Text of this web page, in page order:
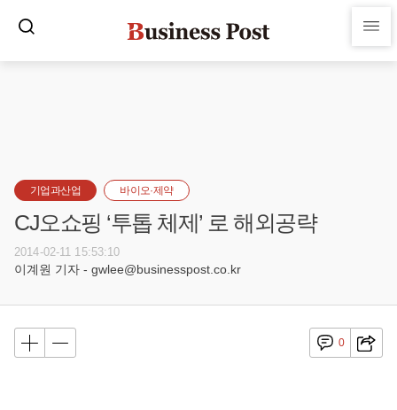
기업과산업 바이오·제약
CJ오쇼핑 ‘투톱 체제’ 로 해외공략
2014-02-11 15:53:10
이계원 기자 - gwlee@businesspost.co.kr
0